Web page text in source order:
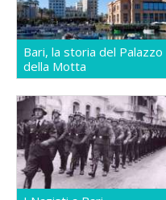
Bari, la storia del Palazzo
della Motta